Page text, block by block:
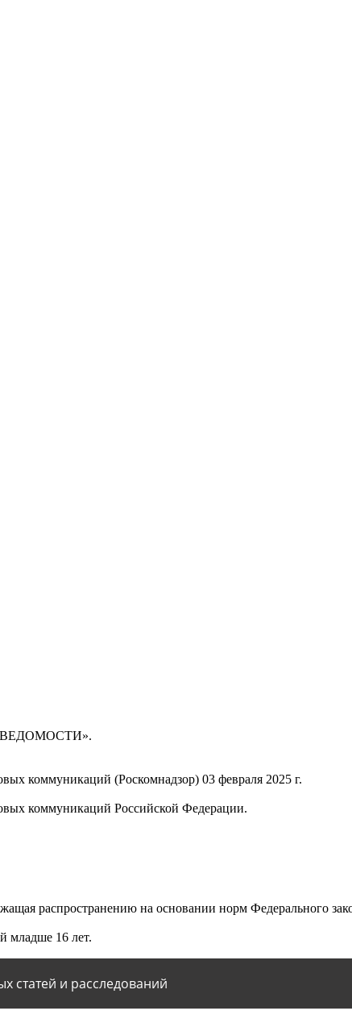
ВЕДОМОСТИ».
коммуникаций (Роскомнадзор) 03 февраля 2025 г.
коммуникаций Российской Федерации.
распространению на основании норм Федерального
младше 16 лет.
статей и расследований